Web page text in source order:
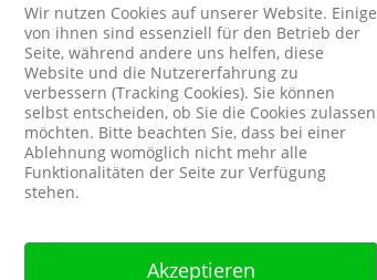
Wir nutzen Cookies auf unserer Website. Einige
von ihnen sind essenziell für den Betrieb der
Seite, während andere uns helfen, diese
Website und die Nutzererfahrung zu
verbessern (Tracking Cookies). Sie können
selbst entscheiden, ob Sie die Cookies zulassen
möchten. Bitte beachten Sie, dass bei einer
Ablehnung womöglich nicht mehr alle
Funktionalitäten der Seite zur Verfügung
stehen.
Akzeptieren